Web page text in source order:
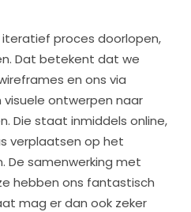
proces doorlopen,
Dat betekent dat we
en ons via
ontwerpen naar
Die staat inmiddels online,
verplaatsen op het
De samenwerking met
hebben ons fantastisch
mag er dan ook zeker